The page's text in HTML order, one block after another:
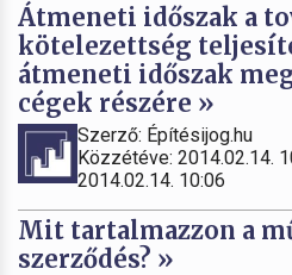
Átmeneti időszak a
kötelezettség
átmeneti időszak
cégek részére »
Szerző: Építésijog.hu
Közzétéve: 2014.02.14.
2014.02.14. 10:06
Mit tartalmazzon a
szerződés? »